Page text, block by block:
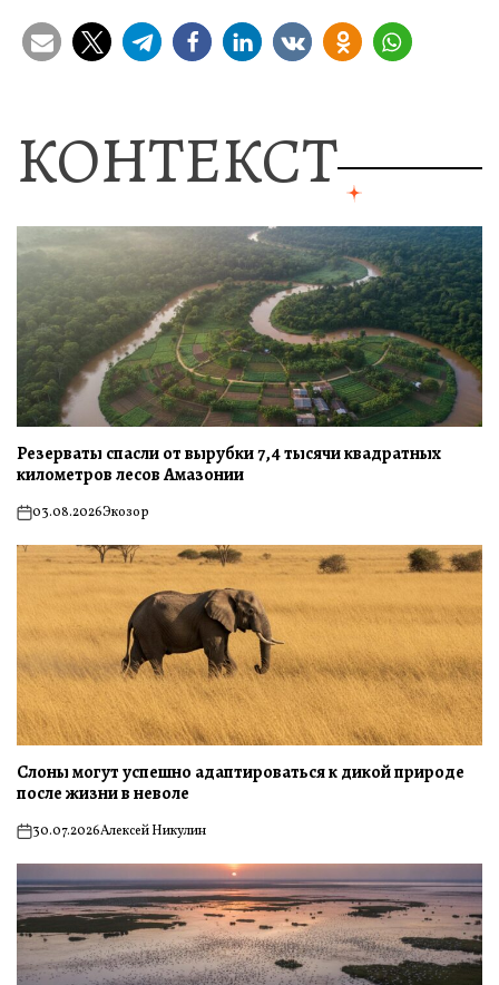
КОНТЕКСТ
Резерваты спасли от вырубки 7,4 тысячи квадратных
километров лесов Амазонии
on03.08.2026Экозор
Слоны могут успешно адаптироваться к дикой природе
после жизни в неволе
on30.07.2026Алексей Никулин